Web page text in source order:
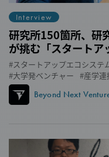
Interview
研究所150箇所、研
が挑む「スタートア
スタートアップエコシステ
大学発ベンチャー
産学連
Beyond Next